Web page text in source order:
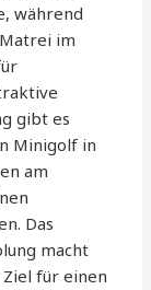
während
im
gibt es
Minigolf in
am
Das
macht
für einen